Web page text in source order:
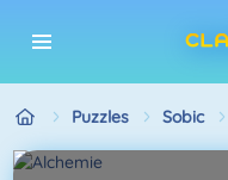
Puzzles Sobic